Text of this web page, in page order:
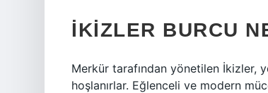
İKIZLER BURCU
Merkür tarafından yönetilen İkizler,
hoşlanırlar. Eğlenceli ve modern